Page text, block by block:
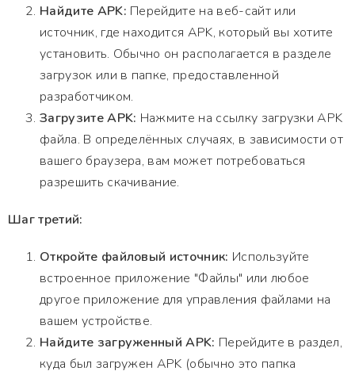
Найдите APK: Перейдите на веб-сайт или
источник, где находится APK, который вы хотите
установить. Обычно он располагается в разделе
загрузок или в папке, предоставленной
разработчиком.
Загрузите APK: Нажмите на ссылку загрузки APK
файла. В определённых случаях, в зависимости от
вашего браузера, вам может потребоваться
разрешить скачивание.
Шаг третий:
Откройте файловый источник: Используйте
встроенное приложение "Файлы" или любое
другое приложение для управления файлами на
вашем устройстве.
Найдите загруженный APK: Перейдите в раздел,
куда был загружен APK (обычно это папка